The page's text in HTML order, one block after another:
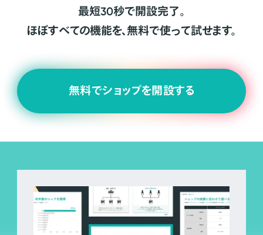
最短30秒で開設完了。
ほぼすべての機能を、無料で使って試せます。
無料でショップを開設する